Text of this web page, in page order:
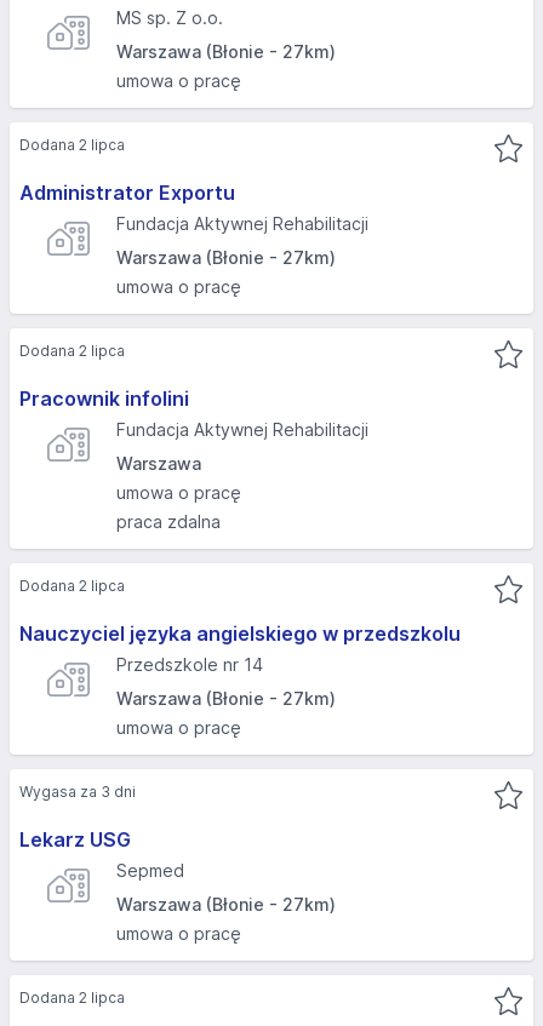
MS sp. Z o.o.
Warszawa (Błonie - 27km)
umowa o pracę
Administrator Exportu
Fundacja Aktywnej Rehabilitacji
Warszawa (Błonie - 27km)
umowa o pracę
Dodana 2 lipca
Pracownik infolini
Fundacja Aktywnej Rehabilitacji
Warszawa
umowa o pracę
praca zdalna
Dodana 2 lipca
Nauczyciel języka angielskiego w przedszkolu
Przedszkole nr 14
Warszawa (Błonie - 27km)
umowa o pracę
Dodana 2 lipca
Lekarz USG
Sepmed
Warszawa (Błonie - 27km)
umowa o pracę
Wygasa za 3 dni
Dodana 2 lipca